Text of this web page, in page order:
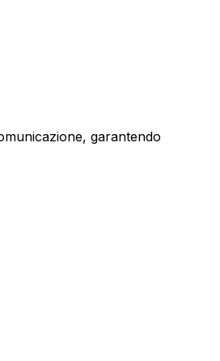
garantendo